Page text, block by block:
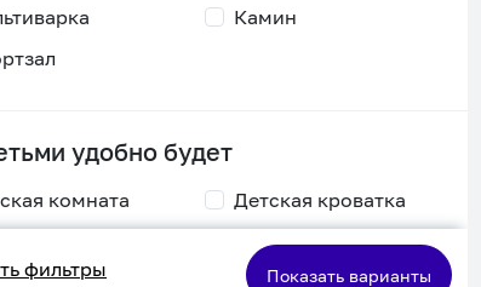
Камин
удобно будет
комната
Детская кроватка
Двухъярусная
кровать
фильтры Показать варианты